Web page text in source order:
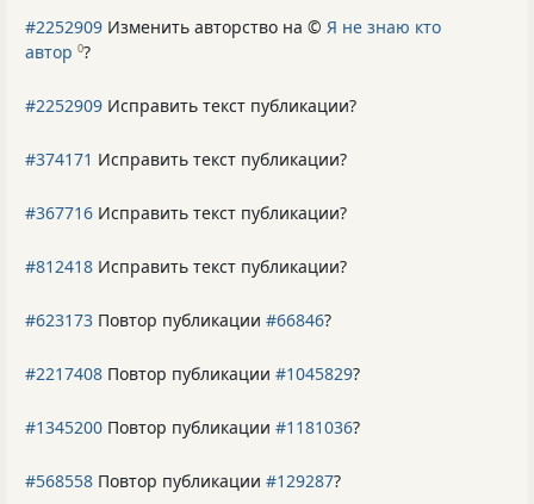
#2252909 Изменить авторство на © Я не знаю кто
автор 0?
#2252909 Исправить текст публикации?
#374171 Исправить текст публикации?
#367716 Исправить текст публикации?
#812418 Исправить текст публикации?
#623173 Повтор публикации #66846?
#2217408 Повтор публикации #1045829?
#1345200 Повтор публикации #1181036?
#568558 Повтор публикации #129287?